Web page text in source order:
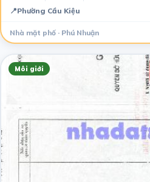
📍Phường Cầu Kiệu
Nhà mặt phố · Phú Nhuận
Môi giới